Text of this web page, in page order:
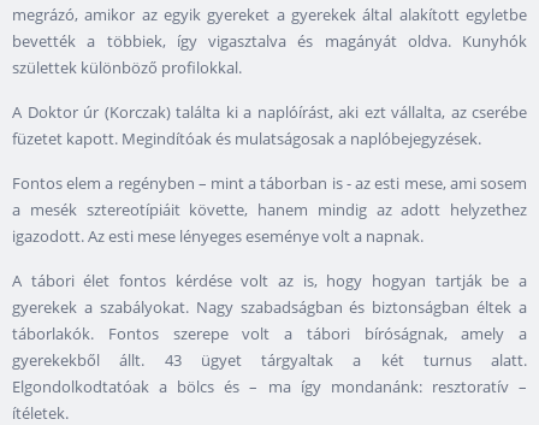
megrázó, amikor az egyik gyereket a gyerekek által alakított egyletbe
bevették a többiek, így vigasztalva és magányát oldva. Kunyhók
születtek különböző profilokkal.
A Doktor úr (Korczak) találta ki a naplóírást, aki ezt vállalta, az cserébe
füzetet kapott. Megindítóak és mulatságosak a naplóbejegyzések.
Fontos elem a regényben – mint a táborban is - az esti mese, ami sosem
a mesék sztereotípiáit követte, hanem mindig az adott helyzethez
igazodott. Az esti mese lényeges eseménye volt a napnak.
A tábori élet fontos kérdése volt az is, hogy hogyan tartják be a
gyerekek a szabályokat. Nagy szabadságban és biztonságban éltek a
táborlakók. Fontos szerepe volt a tábori bíróságnak, amely a
gyerekekből állt. 43 ügyet tárgyaltak a két turnus alatt.
Elgondolkodtatóak a bölcs és – ma így mondanánk: resztoratív –
ítéletek.